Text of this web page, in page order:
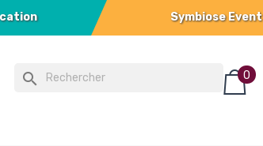
Symbiose Event
0
search